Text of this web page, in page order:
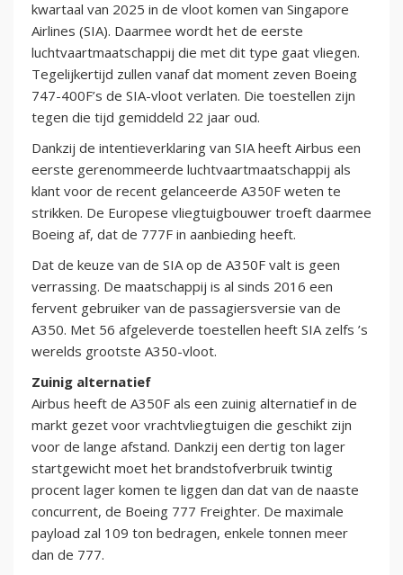
kwartaal van 2025 in de vloot komen van Singapore
Airlines (SIA). Daarmee wordt het de eerste
luchtvaartmaatschappij die met dit type gaat vliegen.
Tegelijkertijd zullen vanaf dat moment zeven Boeing
747-400F’s de SIA-vloot verlaten. Die toestellen zijn
tegen die tijd gemiddeld 22 jaar oud.
Dankzij de intentieverklaring van SIA heeft Airbus een
eerste gerenommeerde luchtvaartmaatschappij als
klant voor de recent gelanceerde A350F weten te
strikken. De Europese vliegtuigbouwer troeft daarmee
Boeing af, dat de 777F in aanbieding heeft.
Dat de keuze van de SIA op de A350F valt is geen
verrassing. De maatschappij is al sinds 2016 een
fervent gebruiker van de passagiersversie van de
A350. Met 56 afgeleverde toestellen heeft SIA zelfs ’s
werelds grootste A350-vloot.
Zuinig alternatief
Airbus heeft de A350F als een zuinig alternatief in de
markt gezet voor vrachtvliegtuigen die geschikt zijn
voor de lange afstand. Dankzij een dertig ton lager
startgewicht moet het brandstofverbruik twintig
procent lager komen te liggen dan dat van de naaste
concurrent, de Boeing 777 Freighter. De maximale
payload zal 109 ton bedragen, enkele tonnen meer
dan de 777.